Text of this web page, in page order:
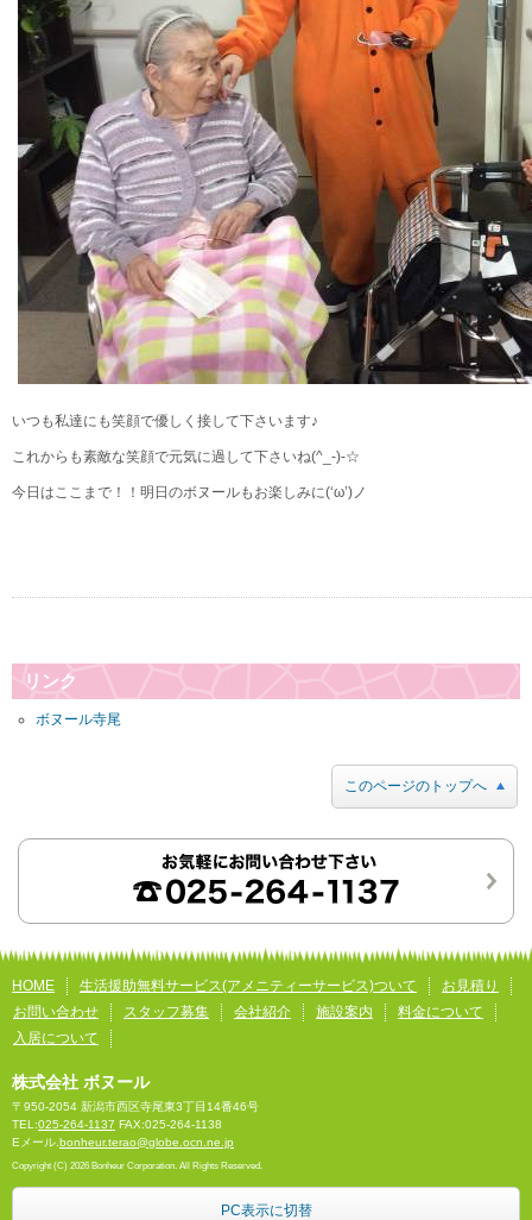
いつも私達にも笑顔で優しく接して下さいます♪
これからも素敵な笑顔で元気に過して下さいね(^_-)-☆
今日はここまで！！明日のボヌールもお楽しみに(‘ω’)ノ
リンク
ボヌール寺尾
このページのトップへ
HOME 生活援助無料サービス(アメニティーサービス)ついて
お見積り
お問い合わせ
スタッフ募集 会社紹介 施設案内
料金について
入居について
株式会社 ボヌール
〒950-2054 新潟市西区寺尾東3丁目14番46号
TEL:025-264-1137 FAX:025-264-1138
Eメール. bonheur.terao@globe.ocn.ne.jp
Copyright (C) 2026 Bonheur Corporation. All Rights Reserved.
PC表示に切替